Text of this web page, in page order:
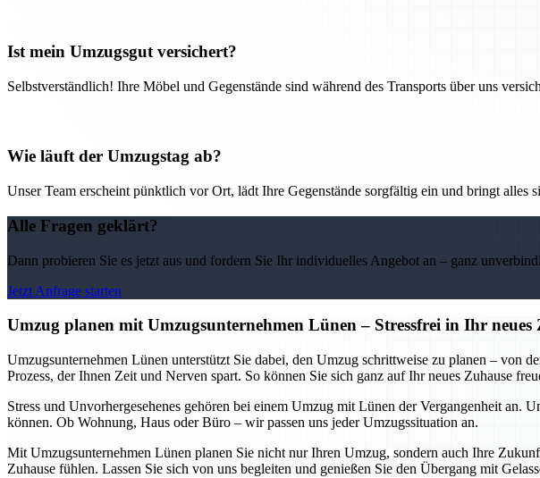
Ist mein Umzugsgut versichert?
Selbstverständlich! Ihre Möbel und Gegenstände sind während des Transports über uns
Wie läuft der Umzugstag ab?
Unser Team erscheint pünktlich vor Ort, lädt Ihre Gegenstände sorgfältig ein und bringt alles
Alle Fragen geklärt?
Dann probieren Sie es jetzt aus und fordern Sie Ihr individuelles Angebot an – ganz
Jetzt Anfrage starten
Umzug planen mit Umzugsunternehmen Lünen – Stressfrei in Ihr neues
Umzugsunternehmen Lünen unterstützt Sie dabei, den Umzug schrittweise zu planen – von
Prozess, der Ihnen Zeit und Nerven spart. So können Sie sich ganz auf Ihr neues Zuhause
Stress und Unvorhergesehenes gehören bei einem Umzug mit Lünen der Vergangenheit an.
können. Ob Wohnung, Haus oder Büro – wir passen uns jeder Umzugssituation an.
Mit Umzugsunternehmen Lünen planen Sie nicht nur Ihren Umzug, sondern auch Ihre
Zuhause fühlen. Lassen Sie sich von uns begleiten und genießen Sie den Übergang mit